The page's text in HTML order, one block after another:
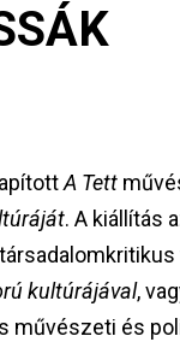
A Tett
. A kiállítás
kultúrájával,
művészeti és